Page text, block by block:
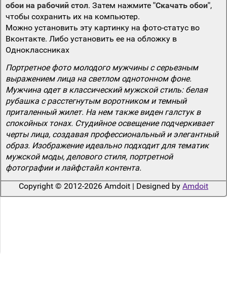
обои на рабочий стол. Затем нажмите "Скачать обои",
чтобы сохранить их на компьютер.
Можно установить эту картинку на фото-статус во
Вконтакте. Либо установить ее на обложку в
Одноклассниках
Портретное фото молодого мужчины с серьезным
выражением лица на светлом однотонном фоне.
Мужчина одет в классический мужской стиль: белая
рубашка с расстегнутым воротником и темный
приталенный жилет. На нем также виден галстук в
спокойных тонах. Студийное освещение подчеркивает
черты лица, создавая профессиональный и элегантный
образ. Изображение идеально подходит для тематик
мужской моды, делового стиля, портретной
фотографии и лайфстайл контента.
Copyright © 2012-2026 Amdoit | Designed by Amdoit